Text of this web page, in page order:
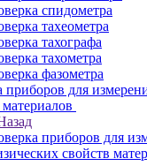
спидометра
тахеометра
тахографа
тахометра
фазометра
приборов для
приборов для
свойств